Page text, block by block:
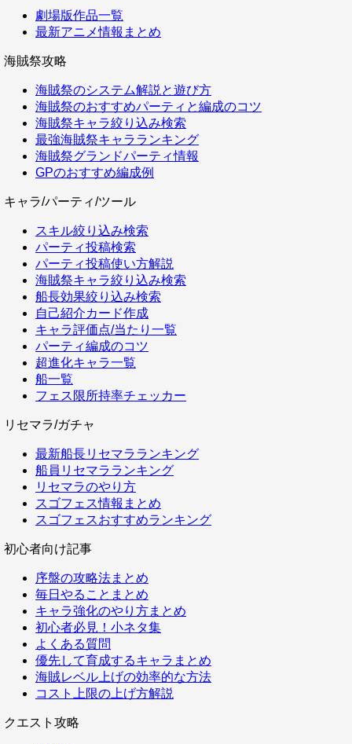
劇場版作品一覧
最新アニメ情報まとめ
海賊祭攻略
海賊祭のシステム解説と遊び方
海賊祭のおすすめパーティと編成のコツ
海賊祭キャラ絞り込み検索
最強海賊祭キャラランキング
海賊祭グランドパーティ情報
GPのおすすめ編成例
キャラ/パーティ/ツール
スキル絞り込み検索
パーティ投稿検索
パーティ投稿使い方解説
海賊祭キャラ絞り込み検索
船長効果絞り込み検索
自己紹介カード作成
キャラ評価点/当たり一覧
パーティ編成のコツ
超進化キャラ一覧
船一覧
フェス限所持率チェッカー
リセマラ/ガチャ
最新船長リセマラランキング
船員リセマラランキング
リセマラのやり方
スゴフェス情報まとめ
スゴフェスおすすめランキング
初心者向け記事
序盤の攻略法まとめ
毎日やることまとめ
キャラ強化のやり方まとめ
初心者必見！小ネタ集
よくある質問
優先して育成するキャラまとめ
海賊レベル上げの効率的な方法
コスト上限の上げ方解説
クエスト攻略